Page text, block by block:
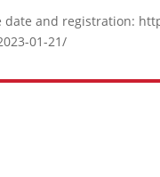
date and registration:
01-21/